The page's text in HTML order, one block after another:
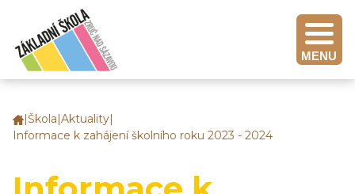
MENU
Základní
škola
Sázavou
Škola Aktuality
Informace k zahájení školního roku 2023 - 2024